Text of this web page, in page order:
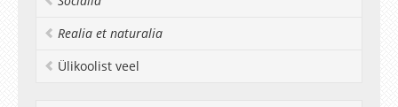
Realia et naturalia
Ülikoolist veel